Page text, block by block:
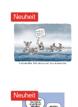
Neuheit
Neuheit